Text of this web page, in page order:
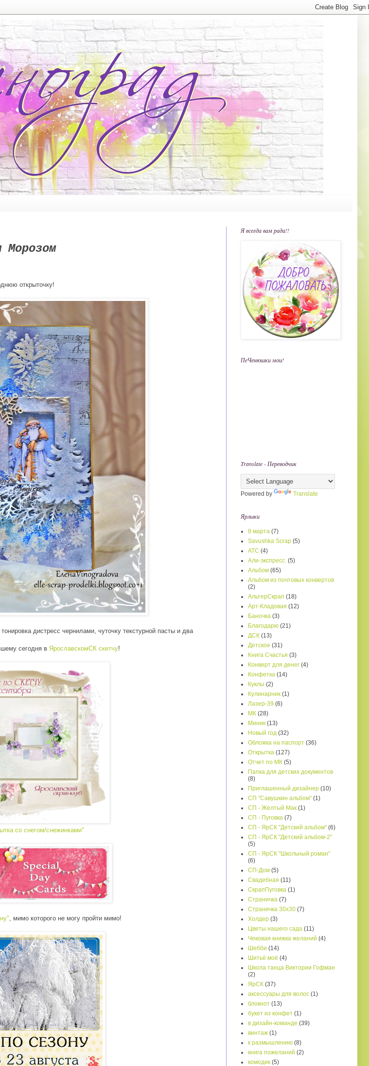
открыточку!
дистресс чернилами, чуточку текстурной пасты и два
сегодня в ЯрославскомСК скетчу!
со снегом/снежинками"
, мимо которого не могу пройти мимо!
Я всегда вам рада!!
ПеЧенюшки мои!
Translate - Переводчик
Powered by Translate
Ярлыки
8 марта (7)
Savushka Scrap (5)
АТС (4)
Али-экспресс. (5)
Альбом (65)
Альбом из почтовых конвертов
(2)
АльтерСкрап (18)
Арт-Кладовая (12)
Баночка (3)
Благодарю (21)
ДСК (13)
Детское (31)
Книга Счастья (3)
Конверт для денег (4)
Конфетка (14)
Куклы (2)
Кулинарник (1)
Лазер-39 (6)
МК (28)
Миник (13)
Новый год (32)
Обложка на паспорт (36)
Открытка (127)
Отчет по МК (5)
Папка для детских документов
(8)
Приглашенный дизайнер (10)
СП "Савушкин альбом" (1)
СП - Желтый Мак (1)
СП - Пуговка (7)
СП - ЯрСК "Детский альбом" (6)
СП - ЯрСК "Детский альбом-2"
(5)
СП - ЯрСК "Школьный роман"
(6)
СП-Дом (5)
Свадебная (11)
СкрапПуговка (1)
Страничка (7)
Страничка 30х30 (7)
Холдер (3)
Цветы нашего сада (11)
Чековая книжка желаний (4)
Шебби (14)
Шитьё моё (4)
Школа танца Виктории Гофман
(2)
ЯрСК (37)
аксессуары для волос (1)
блокнот (13)
букет из конфет (1)
в дизайн-команде (39)
винтаж (1)
к размышлению (8)
книга пожеланий (2)
комодик (5)